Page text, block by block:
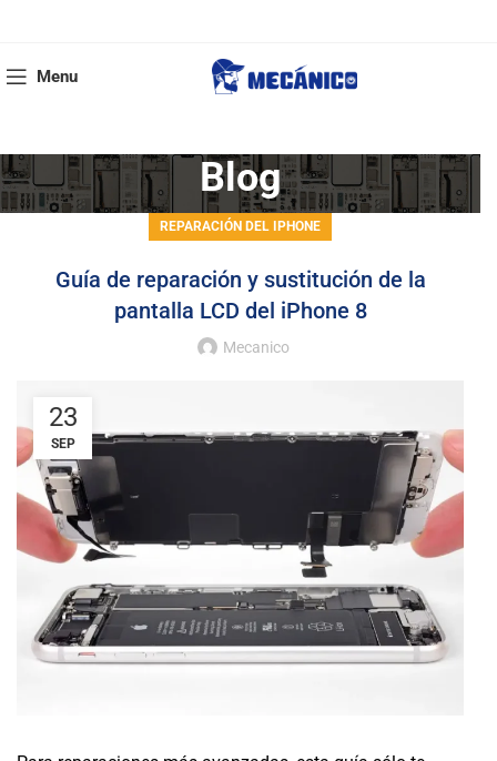
Menu
Blog
REPARACIÓN DEL IPHONE
Guía de reparación y sustitución de la
pantalla LCD del iPhone 8
Mecanico
23
SEP